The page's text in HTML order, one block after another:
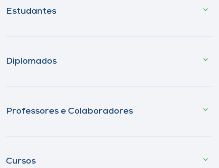
Estudantes
Diplomados
Professores e Colaboradores
Cursos